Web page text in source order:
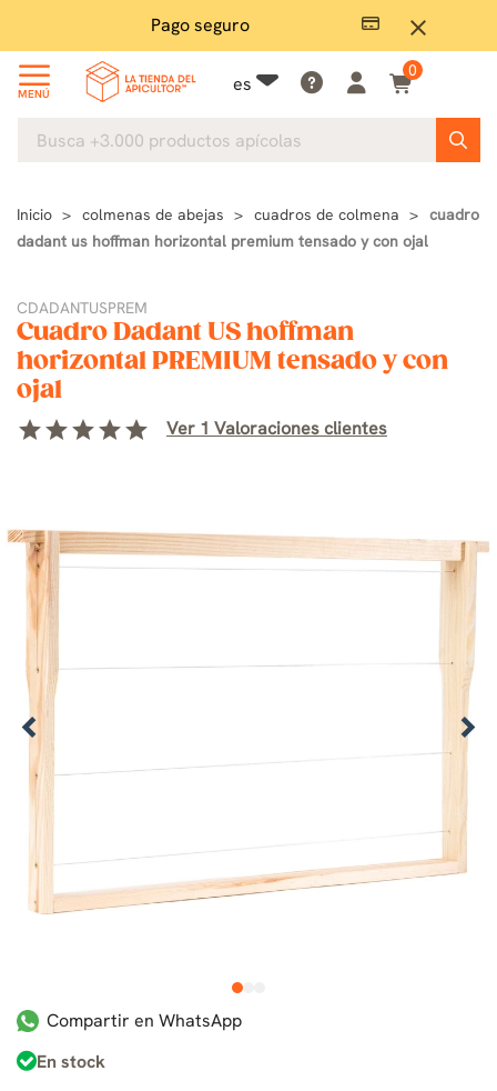
close
Pago seguro
MENÚ es
0
Inicio colmenas de abejas cuadros de colmena
cuadro
dadant us hoffman horizontal premium tensado y con ojal
CDADANTUSPREM
Cuadro Dadant US hoffman
horizontal PREMIUM tensado y con
ojal
starstarstarstarstar Ver 1 Valoraciones clientes
1
Compartir en WhatsApp
En stock